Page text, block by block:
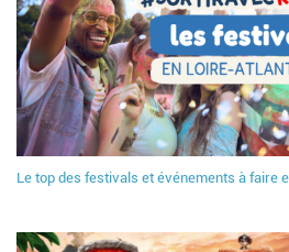
Le top des festivals et événements à faire